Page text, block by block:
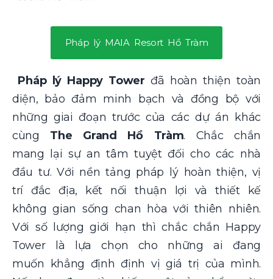
Pháp lý MAIA Resort Hồ Tràm
Pháp lý Happy Tower đã hoàn thiện toàn
diện, bảo đảm minh bạch và đồng bộ với
những giai đoạn trước của các dự án khác
cùng The Grand Hồ Tràm. Chắc chắn
mang lại sự an tâm tuyệt đối cho các nhà
đầu tư. Với nền tảng pháp lý hoàn thiện, vị
trí đắc địa, kết nối thuận lợi và thiết kế
không gian sống chan hòa với thiên nhiên.
Với số lượng giới hạn thì chắc chắn Happy
Tower là lựa chọn cho những ai đang
muốn khẳng định định vị giá trị của mình.